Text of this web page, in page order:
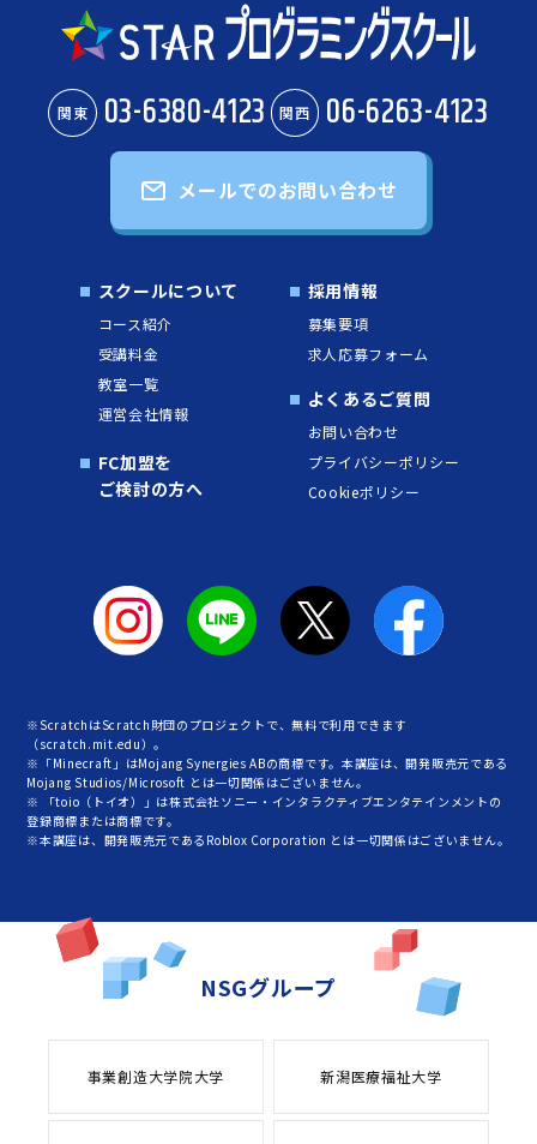
関東 03-6380-4123 関西 06-6263-4123
メールでのお問い合わせ
スクールについて
コース紹介
受講料金
教室一覧
運営会社情報
FC加盟を
ご検討の方へ
採用情報
募集要項
求人応募フォーム
よくあるご質問
お問い合わせ
プライバシーポリシー
Cookieポリシー
※ScratchはScratch財団のプロジェクトで、無料で利用できます
（scratch.mit.edu）。
※「Minecraft」はMojang Synergies ABの商標です。本講座は、開発販売元である
Mojang Studios/Microsoft とは一切関係はございません。
※ 「toio（トイオ）」は株式会社ソニー・インタラクティブエンタテインメントの
登録商標または商標です。
※本講座は、開発販売元であるRoblox Corporation とは一切関係はございません。
NSGグループ
事業創造大学院大学 新潟医療福祉大学